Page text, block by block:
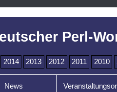
Perl-
2014 2013 2012 2011 2010
News